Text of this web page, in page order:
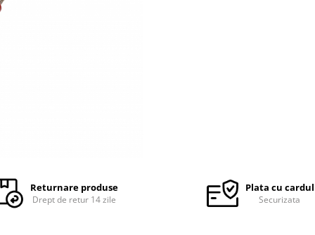
Returnare produse
Drept de retur 14 zile
Plata cu cardul
Securizata